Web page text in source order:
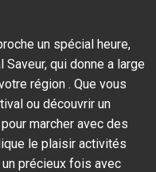
un spécial heure,
qui donne a large
région . Que vous
ou découvrir un
marcher avec des
le plaisir activités
précieux fois avec